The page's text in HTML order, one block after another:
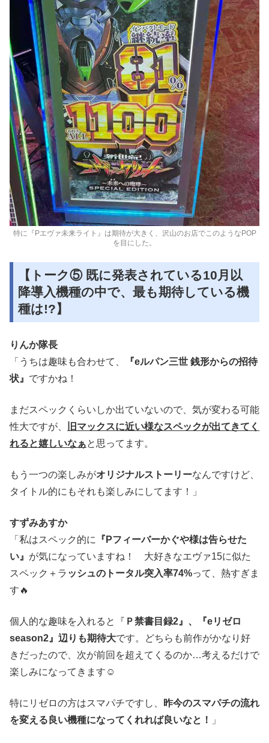
特に『Pエヴァ未来ライト』は期待が大きく、沢山のお店でこのようなPOP
を目にした。
【トーク⑤ 既に発表されている10月以
降導入機種の中で、最も期待している機
種は!?】
りんか隊長
「うちは趣味も合わせて、
『eルパン三世 銭形からの招待
状』 ですかね！
まだスペックくらいしか出ていないので、気が変わる可能
性大ですが、
旧マックスに近い様なスペックが出てきてく
れると嬉しいなぁと思ってます。
もう一つの楽しみがオリジナルストーリーなんですけど、
タイトル的にもそれも楽しみにしてます！」
すずみあすか
「私はスペック的に
『Pフィーバーかぐや様は告らせた
い』 が気になっていますね！ 大好きなエヴァ15に似た
スペック＋ラ ッシュのトータル突入率74%って、熱すぎま
す🔥
個人的な趣味を入れると『 Ｐ禁書目録2』、『eリゼロ
season2』辺りも期待大です。どちらも前作がかなり好
きだったので、次が前回を超えてくるのか…考えるだけで
楽しみになってきます☺
特にリゼロの方はスマパチですし、
昨今のスマパチの流れ
を変える良い機種になってくれれば良いなと！
」